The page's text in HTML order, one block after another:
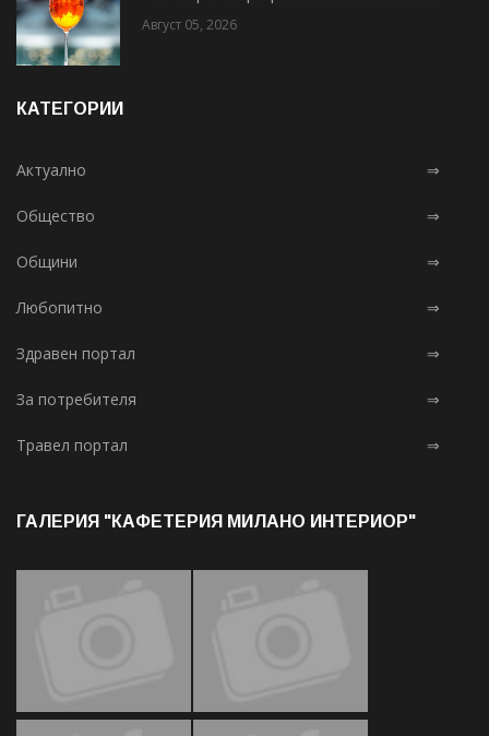
Август 05, 2026
КАТЕГОРИИ
Актуално ⇒
Общество ⇒
Общини ⇒
Любопитно ⇒
Здравен портал ⇒
За потребителя ⇒
Травел портал ⇒
ГАЛЕРИЯ "КАФЕТЕРИЯ МИЛАНО ИНТЕРИОР"